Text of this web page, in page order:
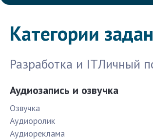
Категории
Разработка и ITЛичный
Аудиозапись и озвучка
Озвучка
Аудиоролик
Аудиореклама